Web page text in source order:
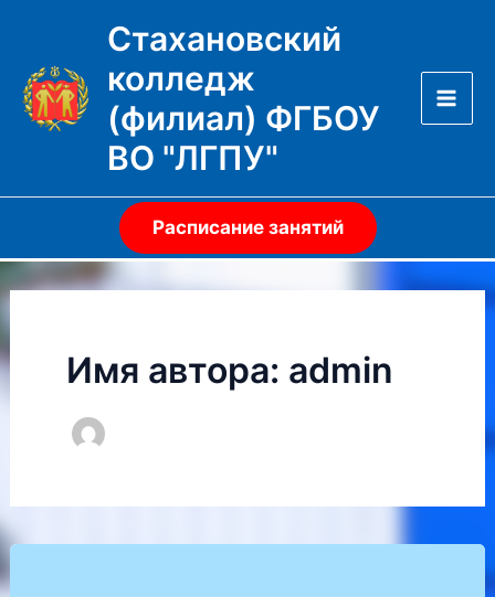
содержимому
Стахановский
колледж
(филиал) ФГБОУ
ВО "ЛГПУ"
Расписание занятий
Имя автора: admin